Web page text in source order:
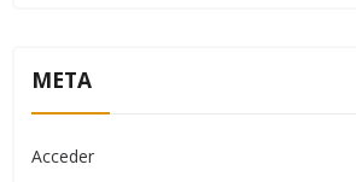
META
Acceder